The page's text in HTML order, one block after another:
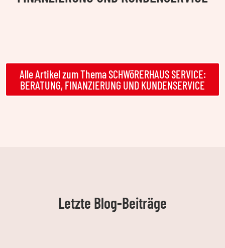
Alle Artikel zum Thema SCHWöRERHAUS SERVICE:
BERATUNG, FINANZIERUNG UND KUNDENSERVICE
Letzte Blog-Beiträge